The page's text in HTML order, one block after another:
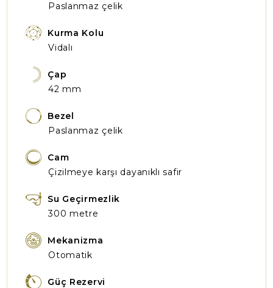
Paslanmaz çelik
Kurma Kolu
Vidalı
Çap
42 mm
Bezel
Paslanmaz çelik
Cam
Çizilmeye karşı dayanıklı safir
Su Geçirmezlik
300 metre
Mekanizma
Otomatik
Güç Rezervi